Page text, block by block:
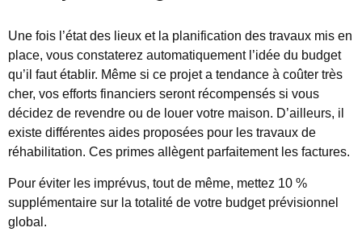
Une fois l’état des lieux et la planification des travaux mis en
place, vous constaterez automatiquement l’idée du budget
qu’il faut établir. Même si ce projet a tendance à coûter très
cher, vos efforts financiers seront récompensés si vous
décidez de revendre ou de louer votre maison. D’ailleurs, il
existe différentes aides proposées pour les travaux de
réhabilitation. Ces primes allègent parfaitement les factures.
Pour éviter les imprévus, tout de même, mettez 10 %
supplémentaire sur la totalité de votre budget prévisionnel
global.